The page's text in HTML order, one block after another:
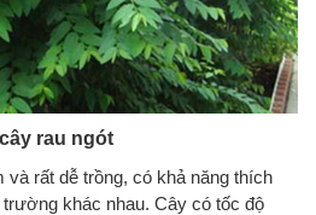
rau ngót
và rất dễ trồng, có khả năng thích
khác nhau. Cây có tốc độ